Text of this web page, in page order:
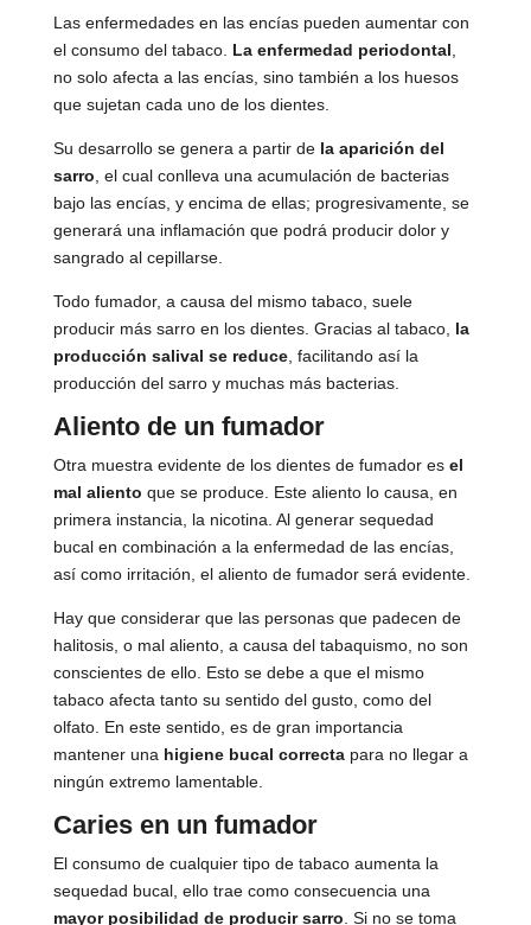
Las enfermedades en las encías pueden aumentar con
el consumo del tabaco. La enfermedad periodontal
no solo afecta a las encías, sino también a los huesos
que sujetan cada uno de los dientes.
Su desarrollo se genera a partir de la aparición del
sarro , el cual conlleva una acumulación de bacterias
bajo las encías, y encima de ellas; progresivamente, se
generará una inflamación que podrá producir dolor y
sangrado al cepillarse.
Todo fumador, a causa del mismo tabaco, suele
producir más sarro en los dientes. Gracias al tabaco, la
producción salival se reduce, facilitando así la
producción del sarro y muchas más bacterias.
Aliento de un fumador
Otra muestra evidente de los dientes de fumador es el
mal aliento que se produce. Este aliento lo causa, en
primera instancia, la nicotina. Al generar sequedad
bucal en combinación a la enfermedad de las encías,
así como irritación, el aliento de fumador será evidente.
Hay que considerar que las personas que padecen de
halitosis, o mal aliento, a causa del tabaquismo, no son
conscientes de ello. Esto se debe a que el mismo
tabaco afecta tanto su sentido del gusto, como del
olfato. En este sentido, es de gran importancia
mantener una higiene bucal correctapara no llegar a
ningún extremo lamentable.
Caries en un fumador
El consumo de cualquier tipo de tabaco aumenta la
sequedad bucal, ello trae como consecuencia una
mayor posibilidad de producir sarro . Si no se toma